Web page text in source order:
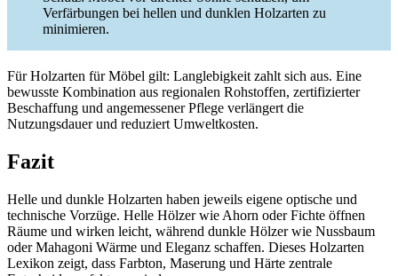
Verfärbungen bei hellen und dunklen Holzarten zu
minimieren.
Für Holzarten für Möbel gilt: Langlebigkeit zahlt sich aus. Eine
bewusste Kombination aus regionalen Rohstoffen, zertifizierter
Beschaffung und angemessener Pflege verlängert die
Nutzungsdauer und reduziert Umweltkosten.
Fazit
Helle und dunkle Holzarten haben jeweils eigene optische und
technische Vorzüge. Helle Hölzer wie Ahorn oder Fichte öffnen
Räume und wirken leicht, während dunkle Hölzer wie Nussbaum
oder Mahagoni Wärme und Eleganz schaffen. Dieses Holzarten
Lexikon zeigt, dass Farbton, Maserung und Härte zentrale